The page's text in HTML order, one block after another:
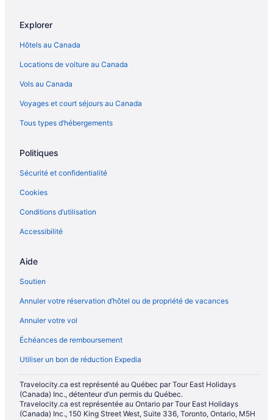
Explorer
Hôtels au Canada
Locations de voiture au Canada
Vols au Canada
Voyages et court séjours au Canada
Tous types d’hébergements
Politiques
Sécurité et confidentialité
Cookies
Conditions d’utilisation
Accessibilité
Aide
Soutien
Annuler votre réservation d’hôtel ou de propriété de vacances
Annuler votre vol
Échéances de remboursement
Utiliser un bon de réduction Expedia
Travelocity.ca est représenté au Québec par Tour East Holidays
(Canada) Inc., détenteur d’un permis du Québec.
Travelocity.ca est représentée au Ontario par Tour East Holidays
(Canada) Inc., 150 King Street West, Suite 336, Toronto, Ontario, M5H